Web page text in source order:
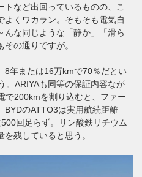
など出回っているものの、こ
よくワカラン。そもそも電気自
んな同じような「静か」「滑ら
の通りですが。
8年または16万kmで70％だとい
。ARIYAも同等の保証内容なが
で200kmを割り込むと、ファー
BYDのATTO3は実用航続距離
回足らず。リン酸鉄リチウム
残していると思う。